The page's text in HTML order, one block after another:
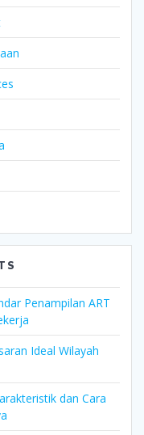
Penampilan ART
Ideal Wilayah
dan Cara